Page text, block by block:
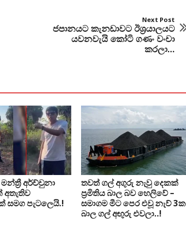
Next Post
ජපානයට කැනඩාවට ඊශ්‍රයාලයට
යවනවැයි කෝටි ගණං වංචා
කරලා...
අර්ච්චුනා
සමග පැටලෙයි.!
තවත් ගල් අගුරු නැවු දෙකක්
ප‍්‍රමිතිය බාල බව හෙලිවේ –
සමාගම මීට පෙර එවූ නැව් 3ක
බාල ගල් අඟුරු එවලා..!